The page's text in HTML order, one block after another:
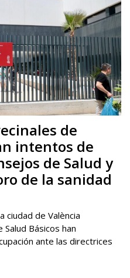
de
intentos de
de Salud y
de la sanidad
ciudad de València
Básicos han
ante las directrices